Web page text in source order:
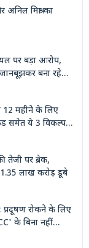
मिश्रा का
पर बड़ा आरोप,
बना रहे
महीने के लिए
समेत ये 3 विकल्प
तेजी पर ब्रेक,
लाख करोड़ डूबे
रोकने के लिए
के बिना नहीं